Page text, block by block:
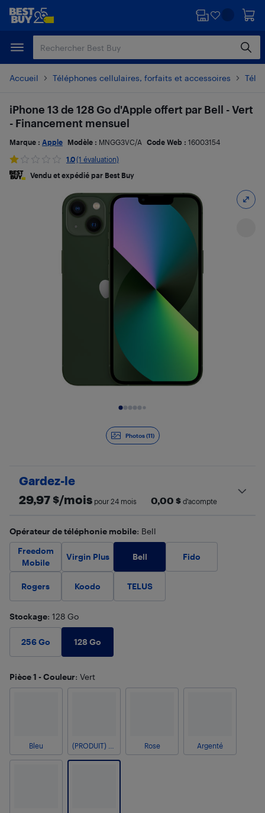
Passer
principal
Passer
Accueil Téléphones cellulaires, forfaits et accessoires
Photos (11)
iPhone 13 de 128 Go d'Apple offert par Bell - Vert
- Financement mensuel
Marque : Apple Modèle : MNGG3VC/A Code Web : 16003154
1.0(1 évaluation)
Vendu et expédié par Best Buy
Gardez-le
29,97 $/mois pour 24 mois 0,00 $ d’acompte
Opérateur de téléphonie mobile: Bell
Freedom
Mobile
Virgin Plus Bell Fido
Rogers Koodo TELUS
Stockage: 128 Go
256 Go 128 Go
Pièce 1 - Couleur: Vert
Bleu Rose Argenté